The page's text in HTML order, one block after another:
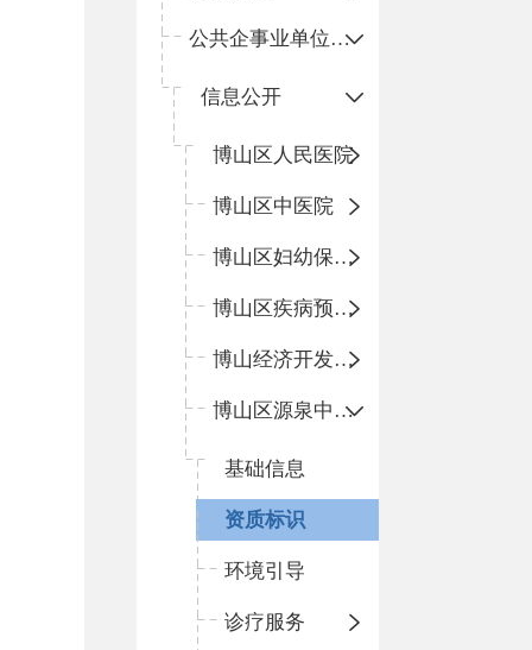
公共企事业单位信息公开
信息公开
​博山区人民医院
博山区中医院
博山区妇幼保健院
博山区疾病预防控制中心
博山经济开发区卫生院
博山区源泉中心卫生院（博山区第二人民医院）
基础信息
资质标识
环境引导
诊疗服务